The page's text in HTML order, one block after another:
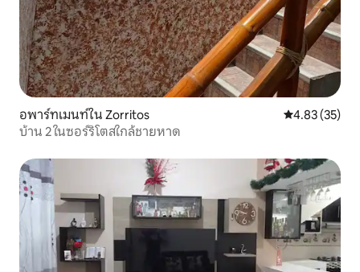
อพาร์ทเมนท์ใน Zorritos คะแนนเฉลี่ย
4.83 (35)
บ้าน 2 ในซอร์ริโตสใกล้ชายหาด